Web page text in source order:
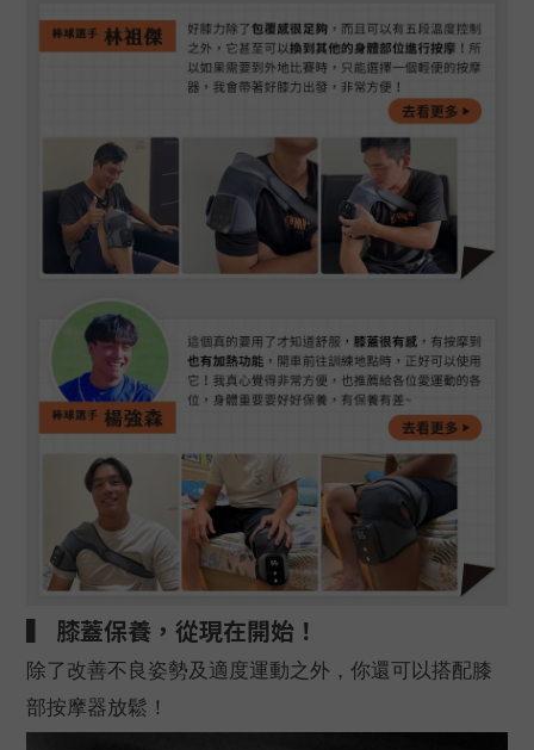
▍ 膝蓋保養，從現在開始！
除了改善不良姿勢及適度運動之外，你還可以搭配膝
部按摩器放鬆！